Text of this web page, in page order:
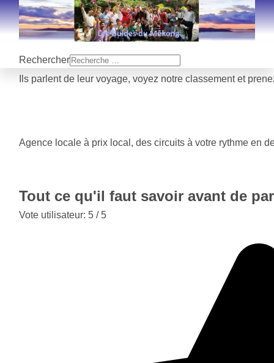
Rechercher
Ils parlent de leur voyage, voyez notre classement et
Agence locale à prix local, des circuits à votre rythme en
Tout ce qu'il faut savoir avant de
Vote utilisateur: 5 / 5